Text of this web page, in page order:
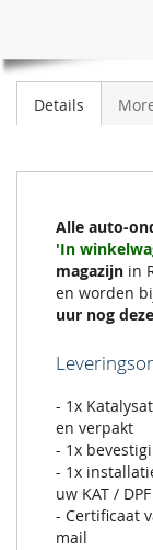
Details
Alle auto-
'In
magazijn in
en worden
uur nog
- 1x
en verpakt
- 1x
- 1x
uw KAT /
- Certificaat
mail